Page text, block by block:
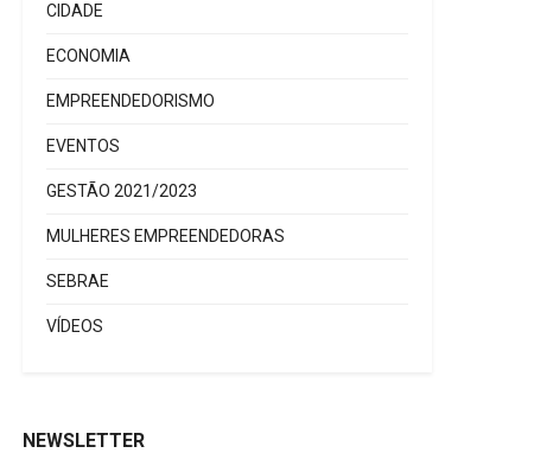
CIDADE
ECONOMIA
EMPREENDEDORISMO
EVENTOS
GESTÃO 2021/2023
MULHERES EMPREENDEDORAS
SEBRAE
VÍDEOS
NEWSLETTER